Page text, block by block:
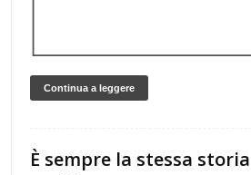
Continua a leggere
È sempre la stessa